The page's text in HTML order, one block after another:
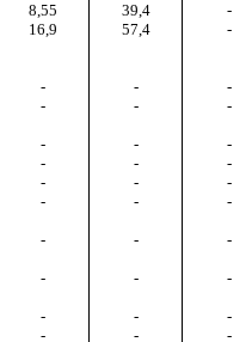
8,55 39,4 -
16,9 57,4 -
- - -
- - -
- - -
- - -
- - -
- - -
- - -
- - -
- - -
- - -